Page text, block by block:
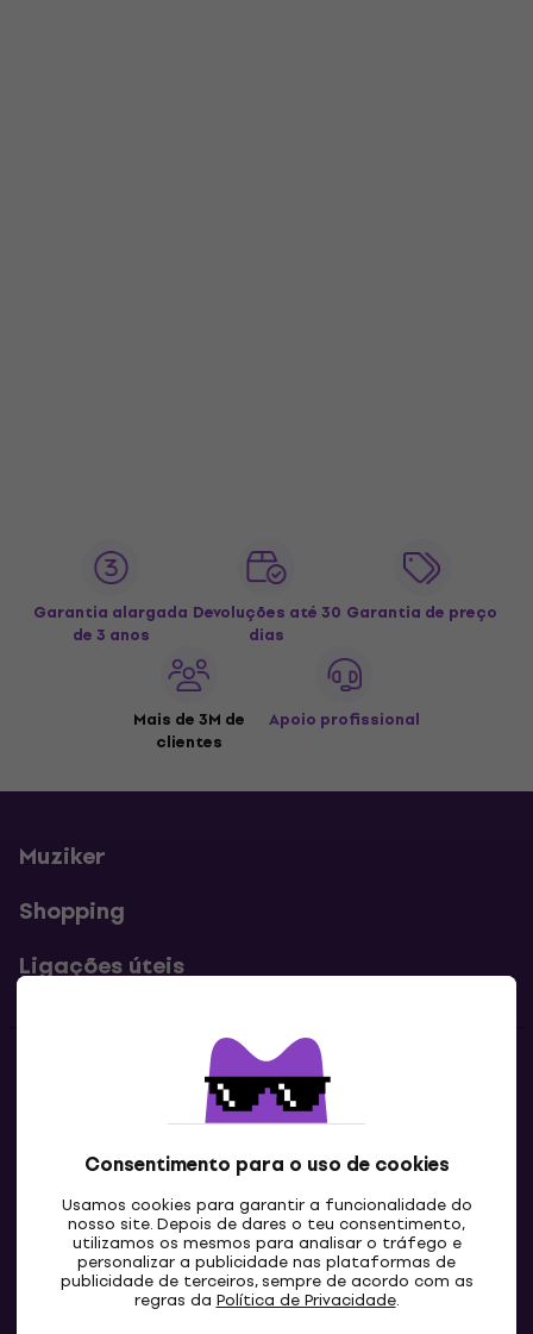
Consentimento para o uso de cookies
Usamos cookies para garantir a funcionalidade do
nosso site. Depois de dares o teu consentimento,
utilizamos os mesmos para analisar o tráfego e
personalizar a publicidade nas plataformas de
publicidade de terceiros, sempre de acordo com as
regras da Política de Privacidade.
Garantia alargada
de 3 anos
Devoluções até 30
dias
Garantia de preço
Mais de 3M de
clientes
Apoio profissional
Muziker
Shopping
Ligações úteis
Contatos
Contacta-nos